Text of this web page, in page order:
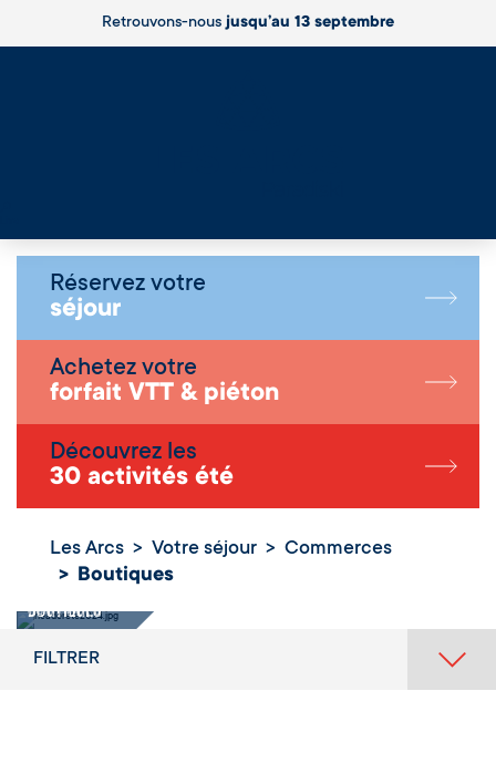
Retrouvons-nousjusqu’au 13 septembre
Réservez votre
séjour
Achetez votre
forfait VTT & piéton
Découvrez les
30 activités été
Les Arcs Votre séjour
Commerces
Boutiques
Boutiques
FILTRER